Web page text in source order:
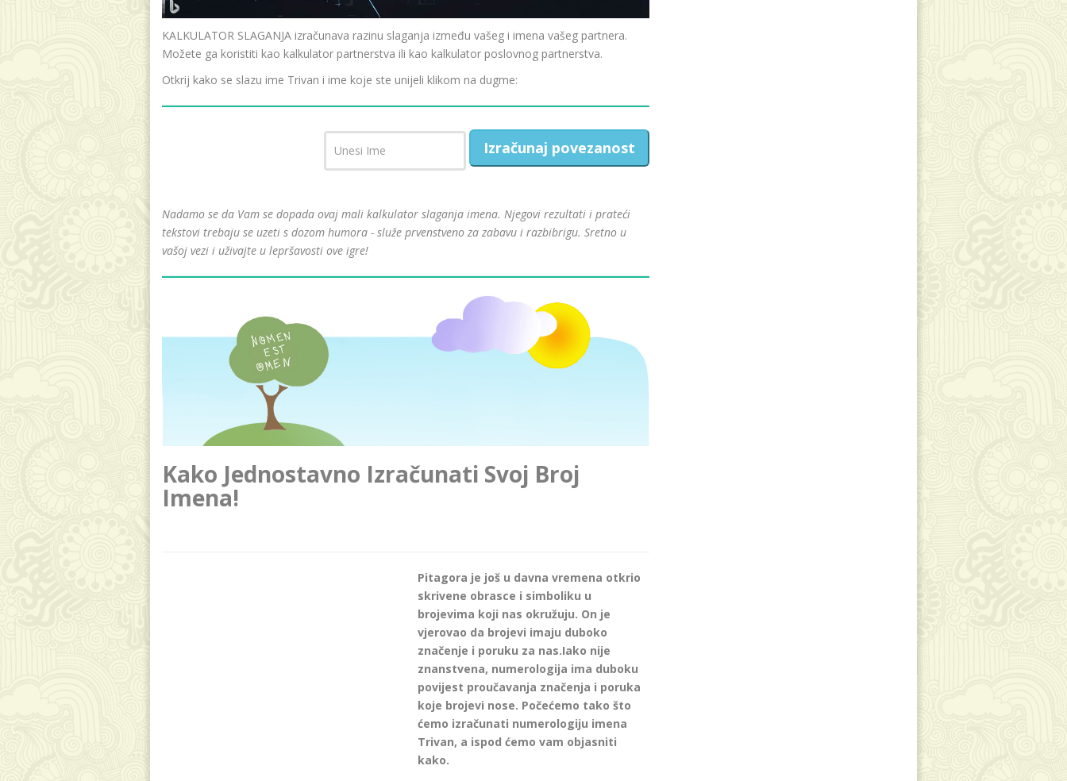
KALKULATOR SLAGANJA izračunava razinu slaganja između vašeg i imena vašeg partnera.
Možete ga koristiti kao kalkulator partnerstva ili kao kalkulator poslovnog partnerstva.
Otkrij kako se slazu ime Trivan i ime koje ste unijeli klikom na dugme:
Izračunaj povezanost
Nadamo se da Vam se dopada ovaj mali kalkulator slaganja imena. Njegovi rezultati i prateći
tekstovi trebaju se uzeti s dozom humora - služe prvenstveno za zabavu i razbibrigu. Sretno u
vašoj vezi i uživajte u lepršavosti ove igre!
Kako Jednostavno Izračunati Svoj Broj
Imena!
Pitagora je još u davna vremena otkrio
skrivene obrasce i simboliku u
brojevima koji nas okružuju. On je
vjerovao da brojevi imaju duboko
značenje i poruku za nas.Iako nije
znanstvena, numerologija ima duboku
povijest proučavanja značenja i poruka
koje brojevi nose. Počećemo tako što
ćemo izračunati numerologiju imena
Trivan, a ispod ćemo vam objasniti
kako.